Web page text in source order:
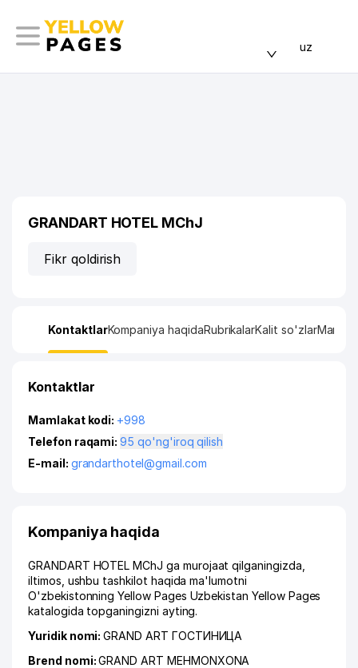
uz
GRANDART HOTEL MChJ
Fikr qoldirish
KontaktlarKompaniya haqidaRubrikalarKalit so'zlarManzil
Kontaktlar
Mamlakat kodi: +998
Telefon raqami:
95 qo'ng'iroq qilish
E-mail: grandarthotel@gmail.com
Kompaniya haqida
GRANDART HOTEL MChJ ga murojaat qilganingizda,
iltimos, ushbu tashkilot haqida ma'lumotni
O'zbekistonning Yellow Pages Uzbekistan Yellow Pages
katalogida topganingizni ayting.
Yuridik nomi:GRAND ART ГОСТИНИЦА
Brend nomi:GRAND ART MEHMONXONA